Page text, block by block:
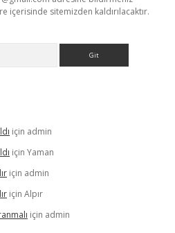
içerisinde sitemizden kaldırılacaktır.
için admin
için Yaman
için admin
için Alpır
için admin